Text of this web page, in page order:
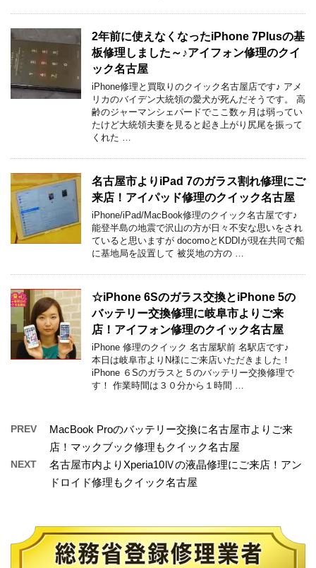
2年前に使えなくなったiPhone 7Plusの基
板修理しました～♪アイフォン修理のクイ
ック名古屋
iPhone修理と買取りのクイック名古屋店です♪ アメ
リカのバイデン大統領の愛犬が死んだそうです。 高
齢のジャーマンシェパードでここ数ヶ月は弱ってい
たけど大統領夫妻を見ると起き上がり尻尾を振って
くれた …
名古屋市よりiPad 7のガラス割れ修理にご
来店！アイパッド修理のクイック名古屋
iPhone/iPad/MacBook修理のクイック名古屋です♪
能登半島の地震で沢山の方が日々不安な思いをされ
ていると思いますが docomoとKDDIが現在共同で船
に基地局を設置して 被災地の方の …
☆iPhone 6Sのガラス交換とiPhone 5の
バッテリー交換修理に岐阜市よりご来
店！アイフォン修理のクイック名古屋
iPhone 修理のクイック 名古屋駅前 名駅店です♪
本日は岐阜市よりN様にご来店いただきました！
iPhone ６Sのガラスと５のバッテリー交換修理で
す！ 作業時間は３０分から１時間 …
PREV
MacBook Proのバッテリー交換に名古屋市よりご来
店！マックブック修理もクイック名古屋
NEXT
名古屋市内よりXperia10Ⅳの液晶修理にご来店！アン
ドロイド修理もクイック名古屋